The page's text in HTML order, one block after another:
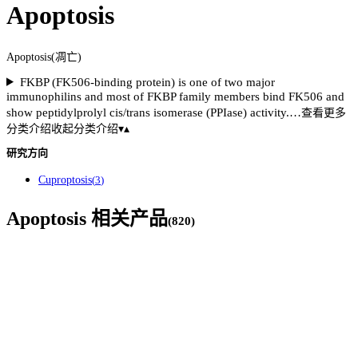
Apoptosis
Apoptosis(凋亡)
FKBP (FK506-binding protein) is one of two major
immunophilins and most of FKBP family members bind FK506 and
show peptidylprolyl cis/trans isomerase (PPIase) activity.…查看更多
分类介绍收起分类介绍▾▴
研究方向
Cuproptosis(3)
Apoptosis 相关产品(820)